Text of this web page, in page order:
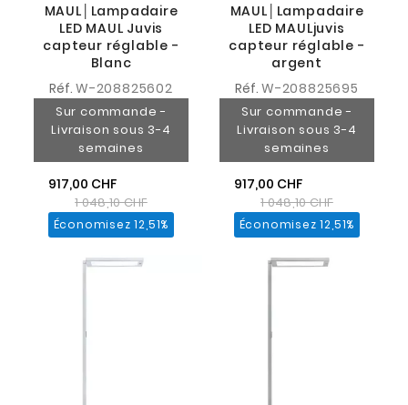
MAUL│Lampadaire
LED MAUL Juvis
capteur réglable -
Blanc
Réf.W-208825602
Sur commande -
Livraison sous 3-4
semaines
917,00 CHF
1 048,10 CHF
Économisez 12,51%
MAUL│Lampadaire
LED MAULjuvis
capteur réglable -
argent
Réf.W-208825695
Sur commande -
Livraison sous 3-4
semaines
917,00 CHF
1 048,10 CHF
Économisez 12,51%